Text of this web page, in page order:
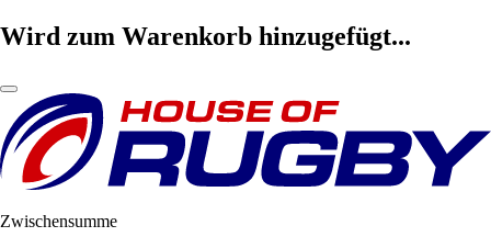
Wird zum Warenkorb hinzugefügt...
Zwischensumme